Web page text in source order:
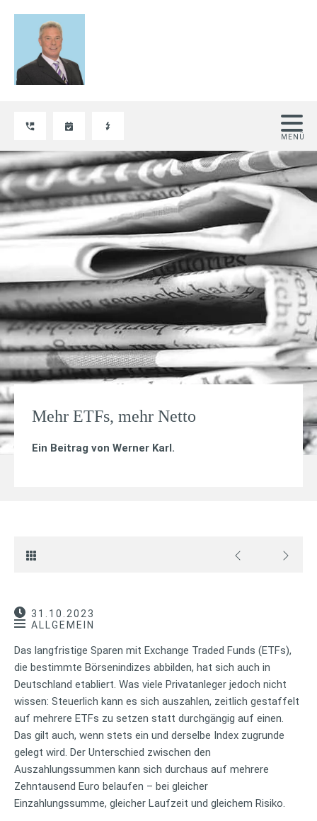
Mehr ETFs, mehr Netto
Ein Beitrag von Werner Karl.
31.10.2023
ALLGEMEIN
Das langfristige Sparen mit Exchange Traded Funds (ETFs),
die bestimmte Börsenindizes abbilden, hat sich auch in
Deutschland etabliert. Was viele Privatanleger jedoch nicht
wissen: Steuerlich kann es sich auszahlen, zeitlich gestaffelt
auf mehrere ETFs zu setzen statt durchgängig auf einen.
Das gilt auch, wenn stets ein und derselbe Index zugrunde
gelegt wird. Der Unterschied zwischen den
Auszahlungssummen kann sich durchaus auf mehrere
Zehntausend Euro belaufen – bei gleicher
Einzahlungssumme, gleicher Laufzeit und gleichem Risiko.